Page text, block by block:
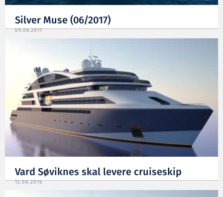
Silver Muse (06/2017)
09.06.2017
Vard Søviknes skal levere cruiseskip
12.08.2016